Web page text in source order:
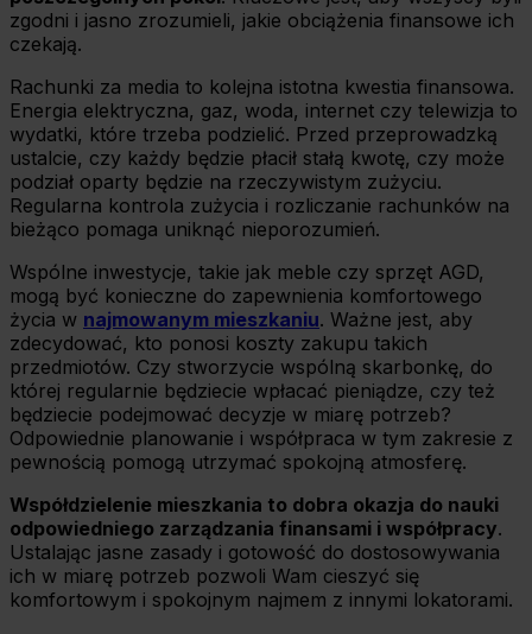
zgodni i jasno zrozumieli, jakie obciążenia finansowe ich
czekają.
Rachunki za media to kolejna istotna kwestia finansowa.
Energia elektryczna, gaz, woda, internet czy telewizja to
wydatki, które trzeba podzielić. Przed przeprowadzką
ustalcie, czy każdy będzie płacił stałą kwotę, czy może
podział oparty będzie na rzeczywistym zużyciu.
Regularna kontrola zużycia i rozliczanie rachunków na
bieżąco pomaga uniknąć nieporozumień.
Wspólne inwestycje, takie jak meble czy sprzęt AGD,
mogą być konieczne do zapewnienia komfortowego
życia w najmowanym mieszkaniu. Ważne jest, aby
zdecydować, kto ponosi koszty zakupu takich
przedmiotów. Czy stworzycie wspólną skarbonkę, do
której regularnie będziecie wpłacać pieniądze, czy też
będziecie podejmować decyzje w miarę potrzeb?
Odpowiednie planowanie i współpraca w tym zakresie z
pewnością pomogą utrzymać spokojną atmosferę.
Współdzielenie mieszkania to dobra okazja do nauki
odpowiedniego zarządzania finansami i współpracy.
Ustalając jasne zasady i gotowość do dostosowywania
ich w miarę potrzeb pozwoli Wam cieszyć się
komfortowym i spokojnym najmem z innymi lokatorami.